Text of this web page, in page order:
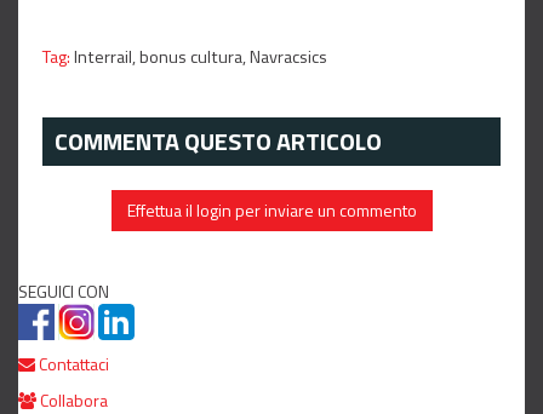
Tag:Interrail,bonus cultura,Navracsics
COMMENTA QUESTO ARTICOLO
Effettua il login per inviare un commento
SEGUICI CON
Contattaci
Collabora